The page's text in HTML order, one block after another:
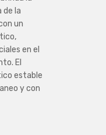
de la
un
en el
El
estable
y con